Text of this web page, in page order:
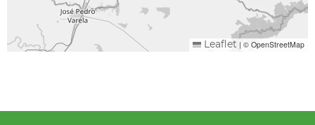
Leaflet | © OpenStreetMap